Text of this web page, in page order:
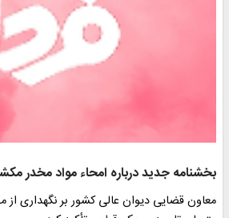
بخشنامه جدید درباره امحاء مواد مخدر
معاون قضایی دیوان عالی کشور بر نگهداری از